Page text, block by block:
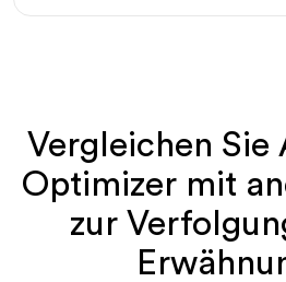
Vergleichen Sie
Optimizer mit
zur